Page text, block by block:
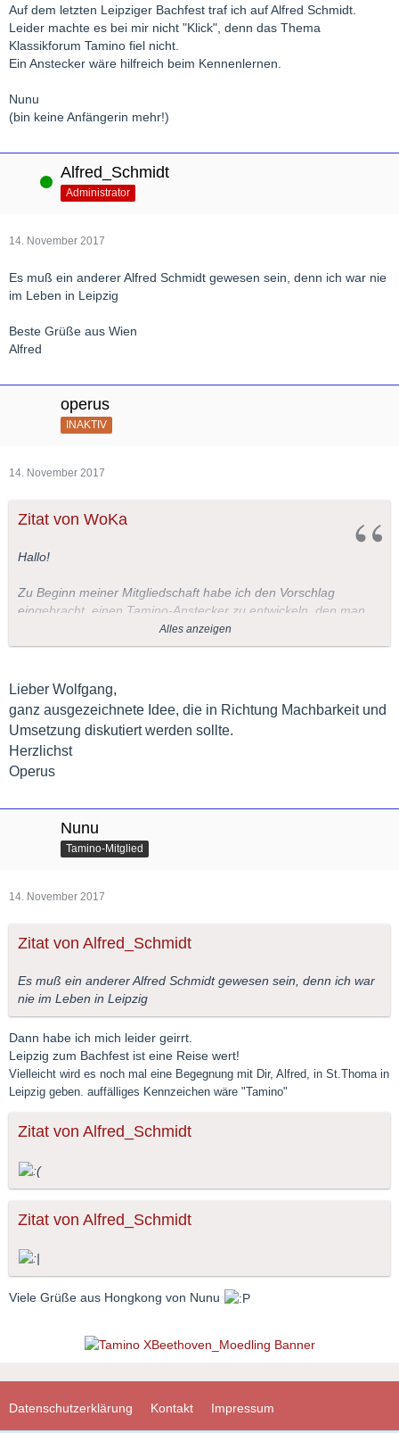
Auf dem letzten Leipziger Bachfest traf ich auf Alfred Schmidt.
Leider machte es bei mir nicht "Klick", denn das Thema
Klassikforum Tamino fiel nicht.
Ein Anstecker wäre hilfreich beim Kennenlernen.
Nunu
(bin keine Anfängerin mehr!)
Online Alfred_Schmidt
Administrator
14. November 2017
Es muß ein anderer Alfred Schmidt gewesen sein, denn ich war nie
im Leben in Leipzig
Beste Grüße aus Wien
Alfred
operus
INAKTIV
14. November 2017
Zitat von WoKa
Hallo!
Zu Beginn meiner Mitgliedschaft habe ich den Vorschlag
eingebracht, einen Tamino-Anstecker zu entwickeln, den man
beispielsweise bei Konzerten tragen kann. Neben der
Möglichkeit, andere Taminos zu erkennen, hätte es auch einen
Ist die Zeit vielleicht jetzt reif dafür?
Gruß
WoKa
Alles anzeigen
Lieber Wolfgang,
ganz ausgezeichnete Idee, die in Richtung Machbarkeit und
Umsetzung diskutiert werden sollte.
Herzlichst
Operus
Nunu
Tamino-Mitglied
14. November 2017
Zitat von Alfred_Schmidt
Es muß ein anderer Alfred Schmidt gewesen sein, denn ich war
nie im Leben in Leipzig
Dann habe ich mich leider geirrt.
Leipzig zum Bachfest ist eine Reise wert!
Vielleicht wird es noch mal eine Begegnung mit Dir, Alfred, in St.Thoma in
Leipzig geben. auffälliges Kennzeichen wäre "Tamino"
Zitat von Alfred_Schmidt
Zitat von Alfred_Schmidt
Viele Grüße aus Hongkong von Nunu
Datenschutzerklärung Kontakt Impressum